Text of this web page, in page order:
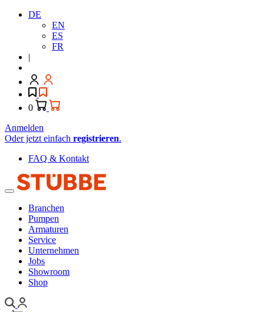
DE
EN
ES
FR
|
0
Anmelden
Oder jetzt einfach registrieren.
FAQ & Kontakt
Branchen
Pumpen
Armaturen
Service
Unternehmen
Jobs
Showroom
Shop